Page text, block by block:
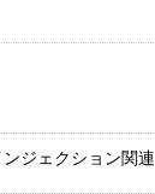
ジェクション関連